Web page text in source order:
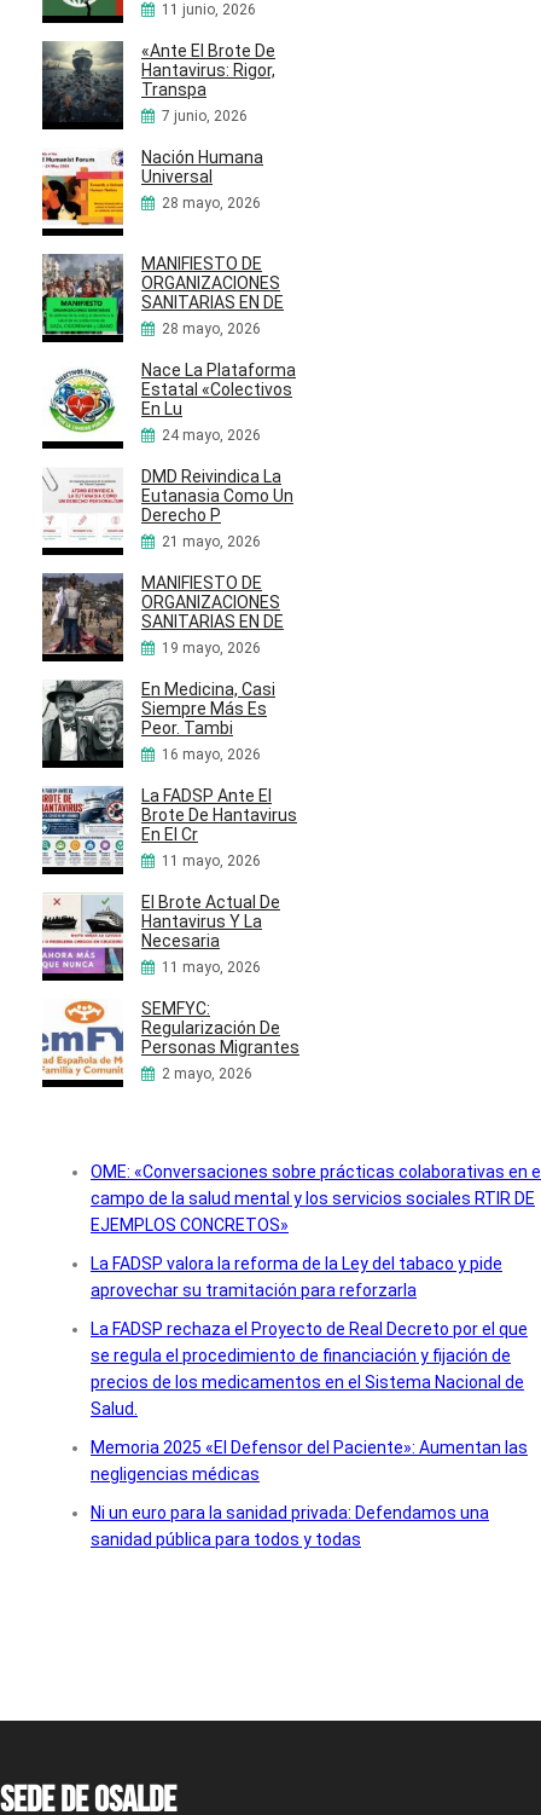
11 junio, 2026
«Ante El Brote De
Hantavirus: Rigor,
Transpa
7 junio, 2026
Nación Humana
Universal
28 mayo, 2026
MANIFIESTO DE
ORGANIZACIONES
SANITARIAS EN DE
28 mayo, 2026
Nace La Plataforma
Estatal «Colectivos
En Lu
24 mayo, 2026
DMD Reivindica La
Eutanasia Como Un
Derecho P
21 mayo, 2026
MANIFIESTO DE
ORGANIZACIONES
SANITARIAS EN DE
19 mayo, 2026
En Medicina, Casi
Siempre Más Es
Peor. Tambi
16 mayo, 2026
La FADSP Ante El
Brote De Hantavirus
En El Cr
11 mayo, 2026
El Brote Actual De
Hantavirus Y La
Necesaria
11 mayo, 2026
SEMFYC:
Regularización De
Personas Migrantes
2 mayo, 2026
OME: «Conversaciones sobre prácticas colaborativas en
campo de la salud mental y los servicios sociales RTIR DE
EJEMPLOS CONCRETOS»
La FADSP valora la reforma de la Ley del tabaco y pide
aprovechar su tramitación para reforzarla
La FADSP rechaza el Proyecto de Real Decreto por el que
se regula el procedimiento de financiación y fijación de
precios de los medicamentos en el Sistema Nacional de
Salud.
Memoria 2025 «El Defensor del Paciente»: Aumentan las
negligencias médicas
Ni un euro para la sanidad privada: Defendamos una
sanidad pública para todos y todas
Sede de OSALDE